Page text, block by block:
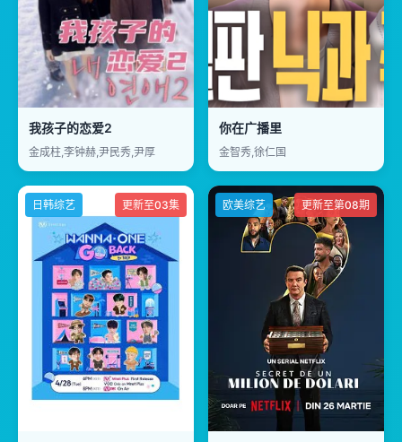
我孩子的恋爱2
金成柱,李钟赫,尹民秀,尹厚
你在广播里
金智秀,徐仁国
日韩综艺 更新至03集 欧美综艺 更新至第08期